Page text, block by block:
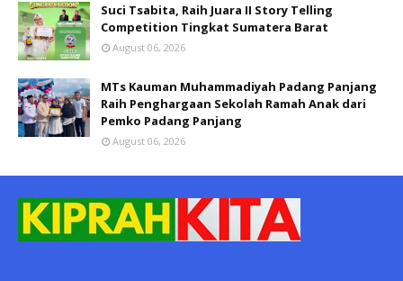
Suci Tsabita, Raih Juara II Story Telling
Competition Tingkat Sumatera Barat
August 06, 2026
MTs Kauman Muhammadiyah Padang Panjang
Raih Penghargaan Sekolah Ramah Anak dari
Pemko Padang Panjang
August 06, 2026